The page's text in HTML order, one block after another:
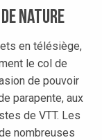
nature
en télésiège,
le col de
de pouvoir
parapente, aux
de VTT. Les
nombreuses